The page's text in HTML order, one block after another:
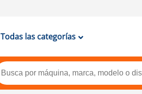
Todas las categorías